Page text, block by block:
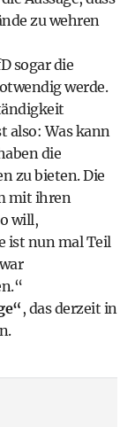
zu wehren
sogar die
werde.
also: Was kann
die
zu bieten. Die
mit ihren
will,
ist nun mal Teil
, das derzeit in